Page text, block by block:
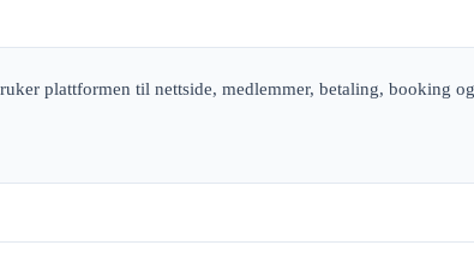
plattformen til nettside, medlemmer, betaling, booking